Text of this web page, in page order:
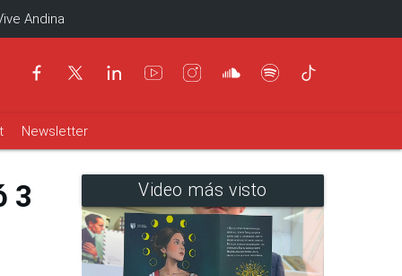
Andina
Newsletter
3
Video más visto